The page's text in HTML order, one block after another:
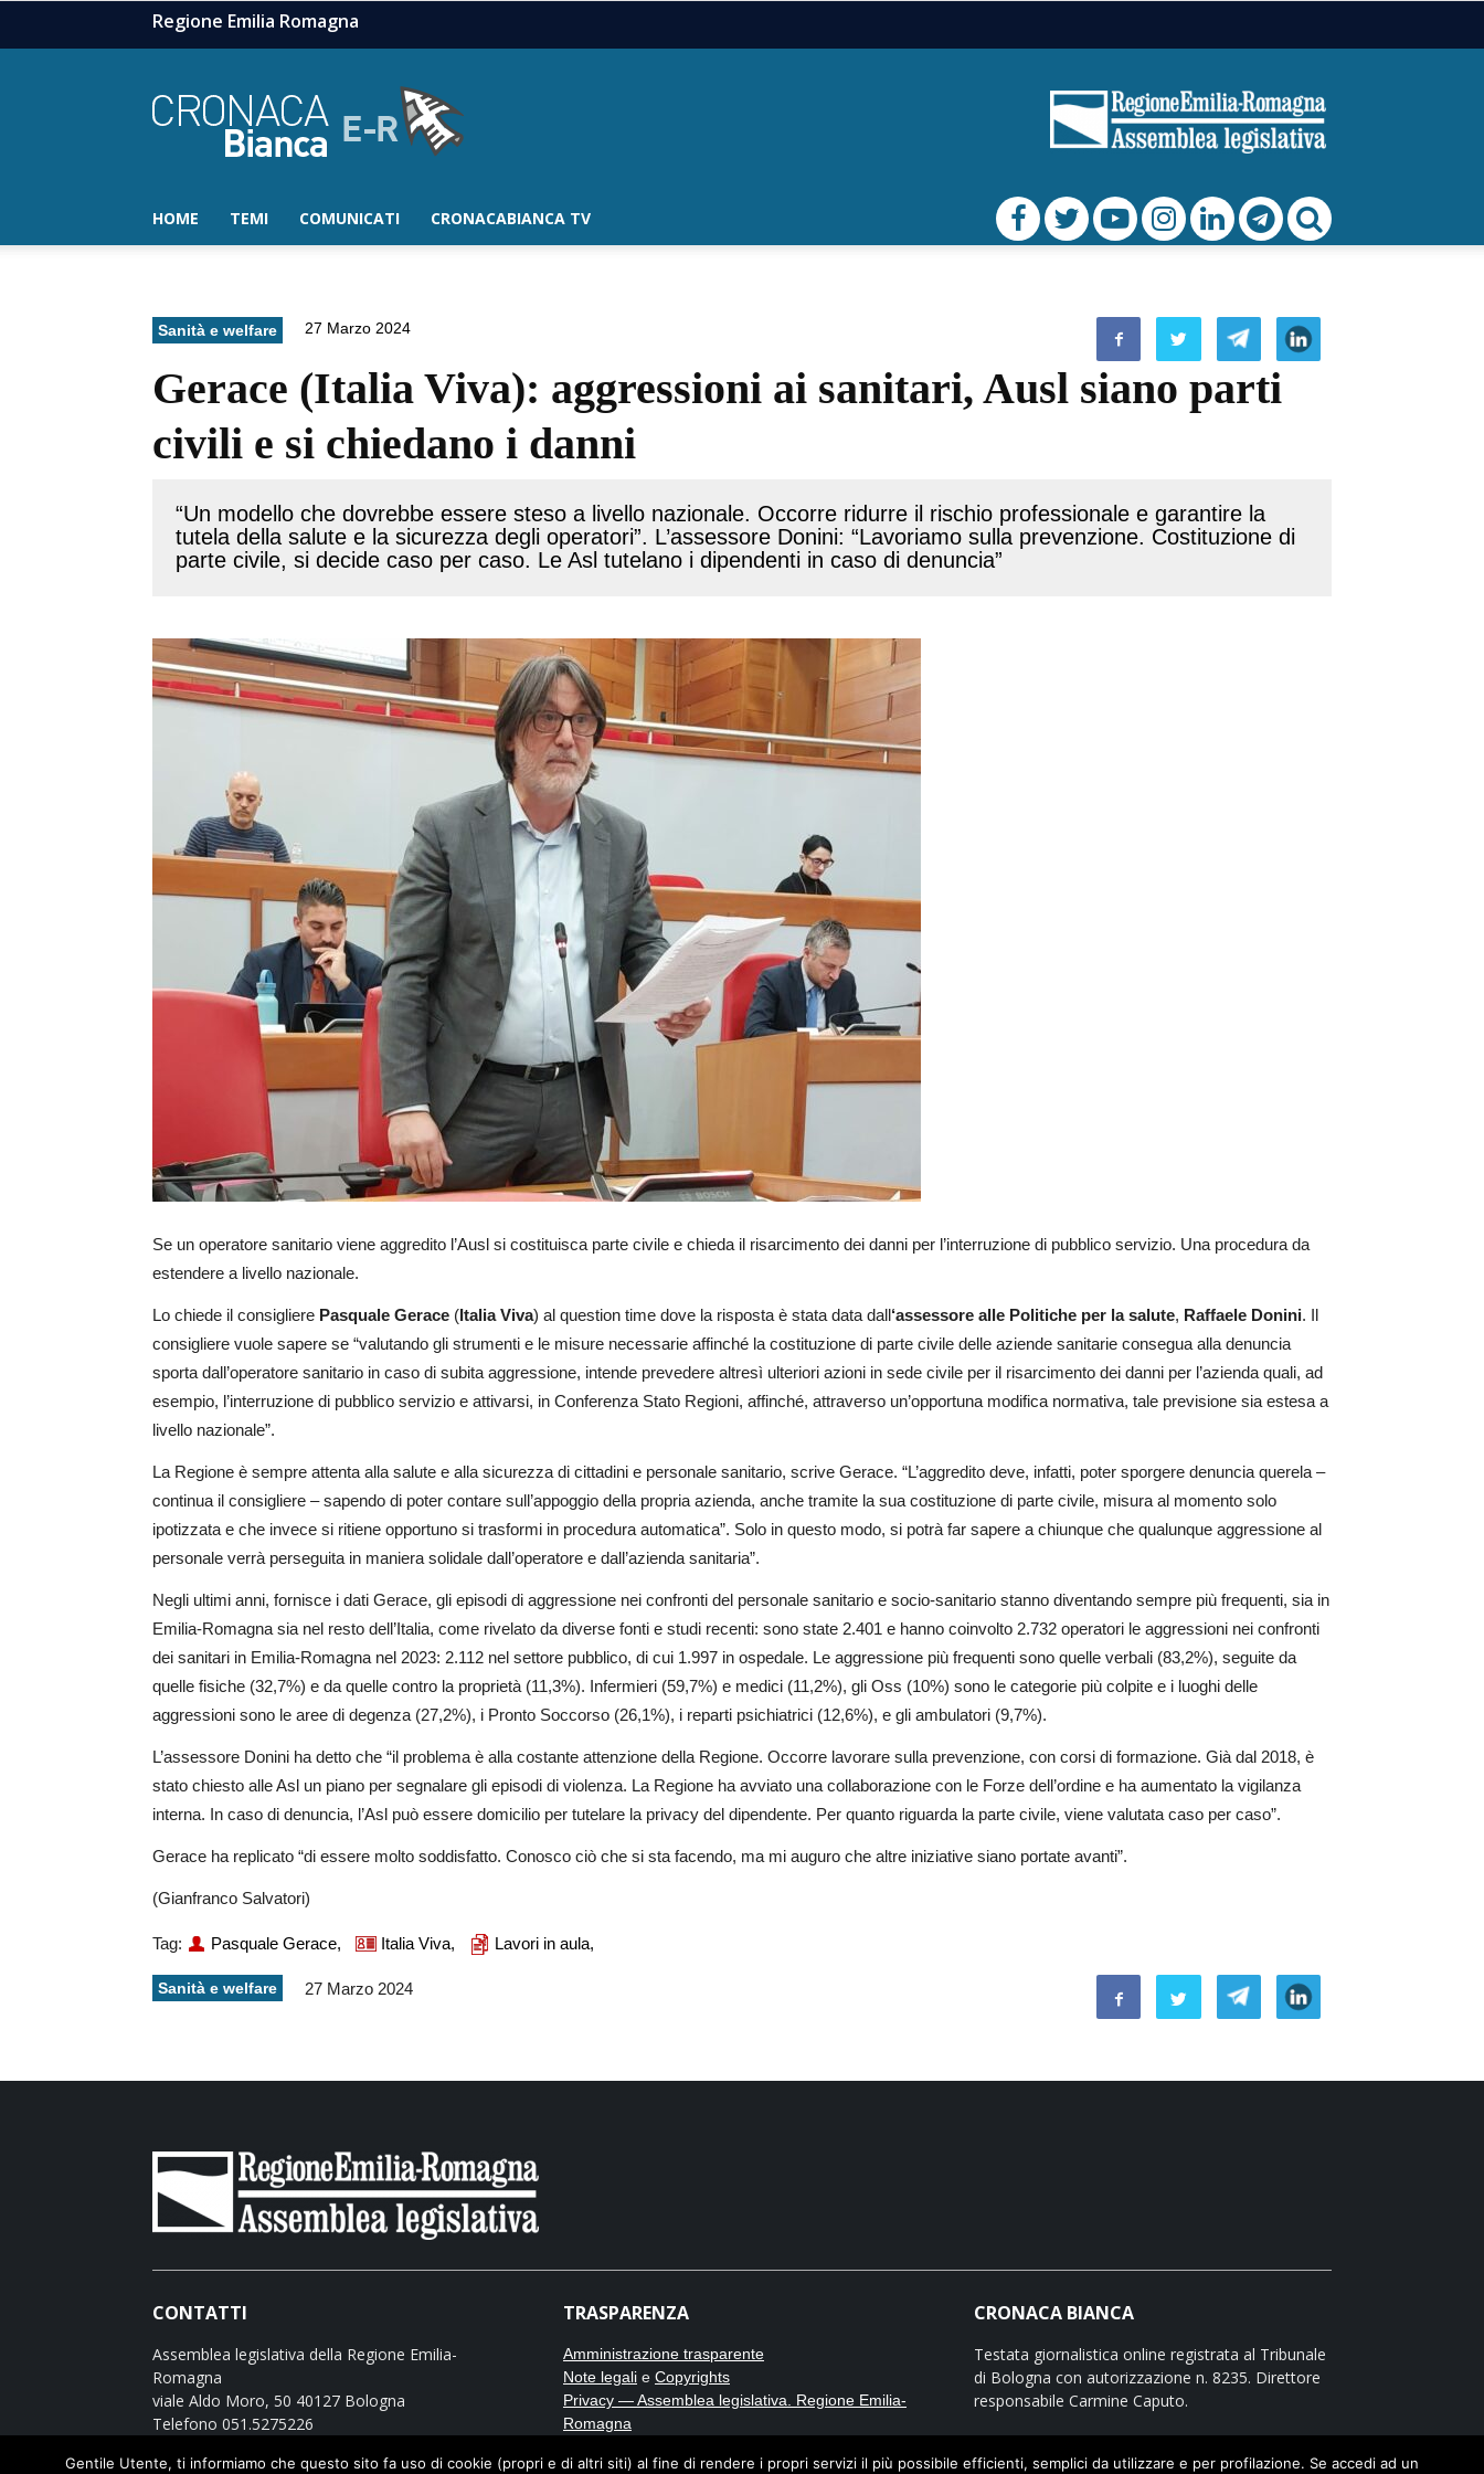
Regione Emilia Romagna
HOME TEMI COMUNICATI CRONACABIANCA TV
Sanità e welfare 27 Marzo 2024
Gerace (Italia Viva): aggressioni ai sanitari, Ausl siano parti
civili e si chiedano i danni
“Un modello che dovrebbe essere steso a livello nazionale. Occorre ridurre il rischio professionale e garantire la
tutela della salute e la sicurezza degli operatori”. L’assessore Donini: “Lavoriamo sulla prevenzione. Costituzione di
parte civile, si decide caso per caso. Le Asl tutelano i dipendenti in caso di denuncia”
Se un operatore sanitario viene aggredito l’Ausl si costituisca parte civile e chieda il risarcimento dei danni per l’interruzione di pubblico servizio. Una procedura da
estendere a livello nazionale.
Lo chiede il consigliere Pasquale Gerace (Italia Viva) al question time dove la risposta è stata data dall‘assessore alle Politiche per la salute, Raffaele Donini. Il
consigliere vuole sapere se “valutando gli strumenti e le misure necessarie affinché la costituzione di parte civile delle aziende sanitarie consegua alla denuncia
sporta dall’operatore sanitario in caso di subita aggressione, intende prevedere altresì ulteriori azioni in sede civile per il risarcimento dei danni per l’azienda quali, ad
esempio, l’interruzione di pubblico servizio e attivarsi, in Conferenza Stato Regioni, affinché, attraverso un’opportuna modifica normativa, tale previsione sia estesa a
livello nazionale”.
La Regione è sempre attenta alla salute e alla sicurezza di cittadini e personale sanitario, scrive Gerace. “L’aggredito deve, infatti, poter sporgere denuncia querela –
continua il consigliere – sapendo di poter contare sull’appoggio della propria azienda, anche tramite la sua costituzione di parte civile, misura al momento solo
ipotizzata e che invece si ritiene opportuno si trasformi in procedura automatica”. Solo in questo modo, si potrà far sapere a chiunque che qualunque aggressione al
personale verrà perseguita in maniera solidale dall’operatore e dall’azienda sanitaria”.
Negli ultimi anni, fornisce i dati Gerace, gli episodi di aggressione nei confronti del personale sanitario e socio-sanitario stanno diventando sempre più frequenti, sia in
Emilia-Romagna sia nel resto dell’Italia, come rivelato da diverse fonti e studi recenti: sono state 2.401 e hanno coinvolto 2.732 operatori le aggressioni nei confronti
dei sanitari in Emilia-Romagna nel 2023: 2.112 nel settore pubblico, di cui 1.997 in ospedale. Le aggressione più frequenti sono quelle verbali (83,2%), seguite da
quelle fisiche (32,7%) e da quelle contro la proprietà (11,3%). Infermieri (59,7%) e medici (11,2%), gli Oss (10%) sono le categorie più colpite e i luoghi delle
aggressioni sono le aree di degenza (27,2%), i Pronto Soccorso (26,1%), i reparti psichiatrici (12,6%), e gli ambulatori (9,7%).
L’assessore Donini ha detto che “il problema è alla costante attenzione della Regione. Occorre lavorare sulla prevenzione, con corsi di formazione. Già dal 2018, è
stato chiesto alle Asl un piano per segnalare gli episodi di violenza. La Regione ha avviato una collaborazione con le Forze dell’ordine e ha aumentato la vigilanza
interna. In caso di denuncia, l’Asl può essere domicilio per tutelare la privacy del dipendente. Per quanto riguarda la parte civile, viene valutata caso per caso”.
Gerace ha replicato “di essere molto soddisfatto. Conosco ciò che si sta facendo, ma mi auguro che altre iniziative siano portate avanti”.
(Gianfranco Salvatori)
Tag: Pasquale Gerace, Italia Viva, Lavori in aula,
Sanità e welfare 27 Marzo 2024
CONTATTI
Assemblea legislativa della Regione Emilia-
Romagna
viale Aldo Moro, 50 40127 Bologna
Telefono 051.5275226
TRASPARENZA
Amministrazione trasparente
Note legali e Copyrights
Privacy — Assemblea legislativa. Regione Emilia-
Romagna
Romagna
CRONACA BIANCA
Testata giornalistica online registrata al Tribunale
di Bologna con autorizzazione n. 8235. Direttore
responsabile Carmine Caputo.
Note legali e privacy
Gentile Utente, ti informiamo che questo sito fa uso di cookie (propri e di altri siti) al fine di rendere i propri servizi il più possibile efficienti, semplici da utilizzare e per profilazione. Se accedi ad un